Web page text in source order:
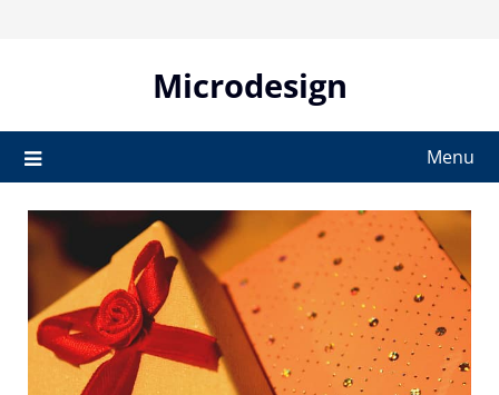
Microdesign
Menu